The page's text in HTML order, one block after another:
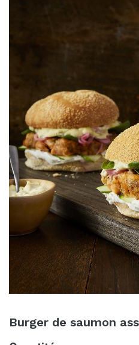
Burger de saumon